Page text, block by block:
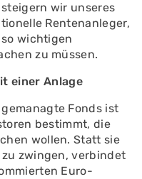
wir unseres
Rentenanleger,
wichtigen
zu müssen.
einer Anlage
Fonds ist
bestimmt, die
wollen. Statt sie
zwingen, verbindet
Euro-